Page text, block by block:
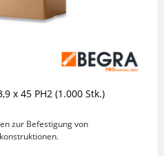
x 45 PH2 (1.000 Stk.)
zur Befestigung von